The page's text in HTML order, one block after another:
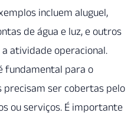
incluem aluguel,
de água e luz, e outros
atividade operacional.
fundamental para o
precisam ser cobertas pelo
ou serviços. É importante